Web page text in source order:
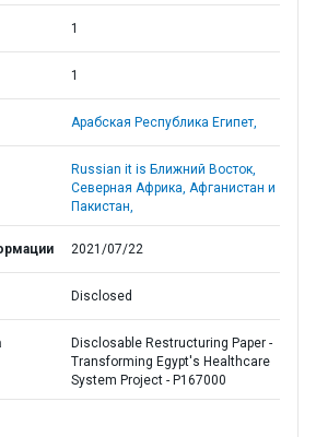
1
1
Арабская Республика Египет,
Russian it is Ближний Восток,
Северная Африка, Афганистан и
Пакистан,
2021/07/22
Disclosed
Disclosable Restructuring Paper -
Transforming Egypt's Healthcare
System Project - P167000